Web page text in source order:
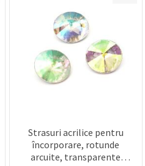
Strasuri acrilice pentru
încorporare, rotunde
arcuite, transparente